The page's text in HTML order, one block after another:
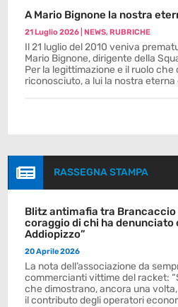
A Mario Bignone la nostra
21 Luglio 2026 |NEWS,RUBRICHE
Il 21 luglio del 2010 veniva
Mario Bignone, dirigente della
Per la legittimazione e il ruolo che
riconosciuto, a lui la nostra
 RASSEGNA STAMPA
Blitz antimafia tra Brancaccio
coraggio di chi ha denunciato
Addiopizzo”
20 Aprile 2026
La nota dell’associazione da
commercianti vittime del racket:
che dimostrano, ancora una
il contributo degli operatori